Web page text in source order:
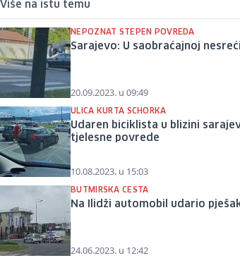
Više na istu temu
NEPOZNAT STEPEN POVREDA
Sarajevo: U saobraćajnoj
20.09.2023. u 09:49
ULICA KURTA SCHORKA
Udaren biciklista u blizini
tjelesne povrede
10.08.2023. u 15:03
BUTMIRSKA CESTA
Na Ilidži automobil udario
24.06.2023. u 12:42